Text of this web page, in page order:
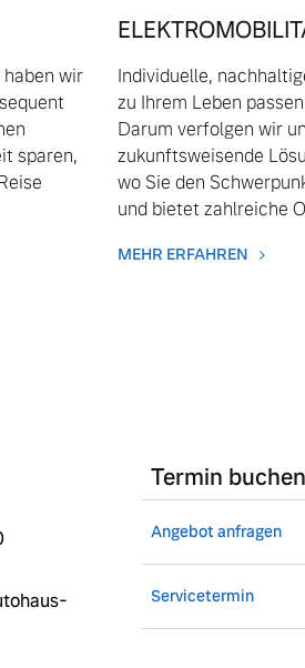
und Sommer Kompletträder.
wir
sparen,
Individuelle,
zu Ihrem Leben
Darum verfolgen wir
zukunftsweisende
wo Sie den
und bietet zahlreiche
MEHR ERFAHREN
Termin buchen
Angebot anfragen
Servicetermin